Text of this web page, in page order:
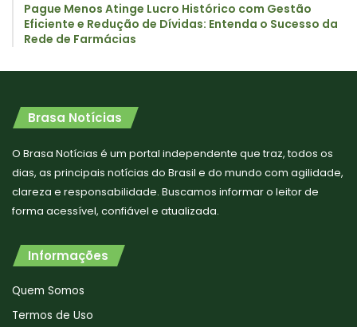
Pague Menos Atinge Lucro Histórico com Gestão
Eficiente e Redução de Dívidas: Entenda o Sucesso da
Rede de Farmácias
Brasa Notícias
O Brasa Notícias é um portal independente que traz, todos os
dias, as principais notícias do Brasil e do mundo com agilidade,
clareza e responsabilidade. Buscamos informar o leitor de
forma acessível, confiável e atualizada.
Informações
Quem Somos
Termos de Uso